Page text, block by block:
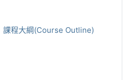
課程大綱(Course Outline)